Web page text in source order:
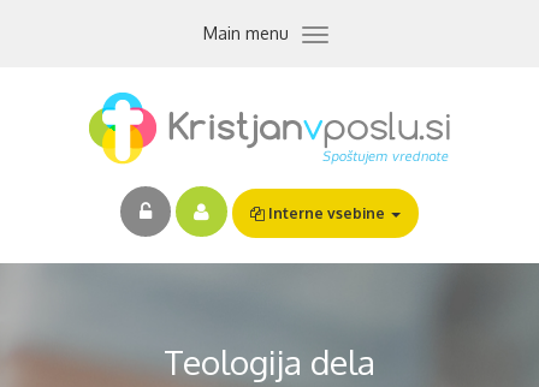
Toggle
Main menu
Interne vsebine
Teologija dela